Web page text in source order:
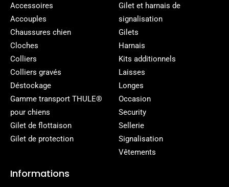
Accessoires
Accouples
Chaussures chien
Cloches
Colliers
Colliers gravés
Déstockage
Gamme transport THULE®
pour chiens
Gilet de flottaison
Gilet de protection
Gilet et harnais de
signalisation
Gilets
Harnais
Kits additionnels
Laisses
Longes
Occasion
Security
Sellerie
Signalisation
Vêtements
Informations